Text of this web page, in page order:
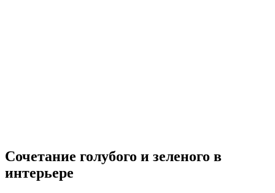
Сочетание голубого и зеленого в
интерьере